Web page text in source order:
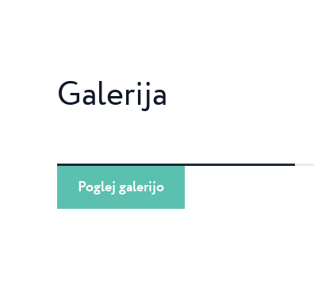
Galerija
Poglej galerijo